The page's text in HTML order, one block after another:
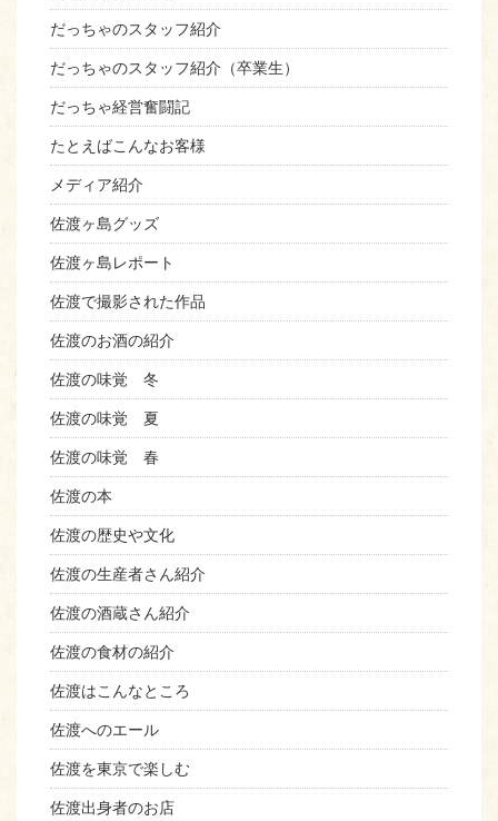
だっちゃのスタッフ紹介
だっちゃのスタッフ紹介（卒業生）
だっちゃ経営奮闘記
たとえばこんなお客様
メディア紹介
佐渡ヶ島グッズ
佐渡ヶ島レポート
佐渡で撮影された作品
佐渡のお酒の紹介
佐渡の味覚 冬
佐渡の味覚 夏
佐渡の味覚 春
佐渡の本
佐渡の歴史や文化
佐渡の生産者さん紹介
佐渡の酒蔵さん紹介
佐渡の食材の紹介
佐渡はこんなところ
佐渡へのエール
佐渡を東京で楽しむ
佐渡出身者のお店